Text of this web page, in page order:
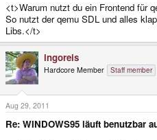
<t>Warum nutzt du ein Frontend für
So nutzt der qemu SDL und alles
Libs.</t>
ingoreis
Hardcore Member Staff member
Aug 29, 2011
Re: WINDOWS95 läuft benutzbar